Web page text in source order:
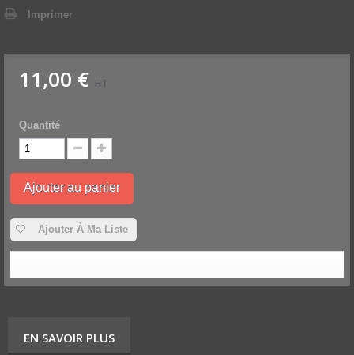
Imprimer
11,00 € HT
Quantité
Ajouter au panier
Ajouter À Ma Liste
EN SAVOIR PLUS